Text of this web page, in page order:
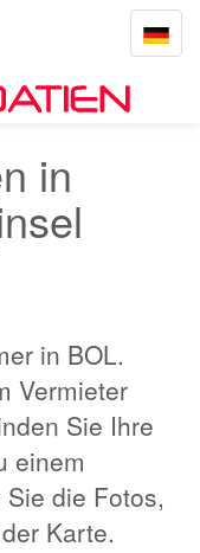
Toggle
in
in BOL.
Vermieter
Sie Ihre
einem
die Fotos,
Karte.